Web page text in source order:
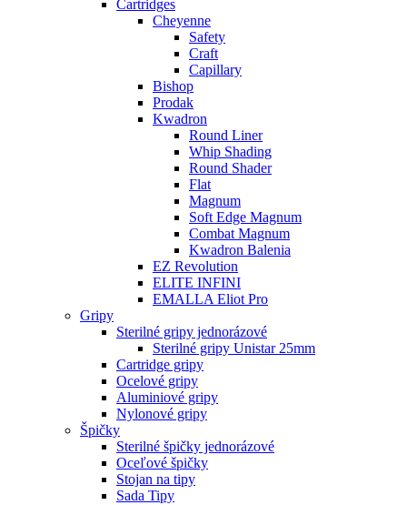
Cartridges
Cheyenne
Safety
Craft
Capillary
Bishop
Prodak
Kwadron
Round Liner
Whip Shading
Round Shader
Flat
Magnum
Soft Edge Magnum
Combat Magnum
Kwadron Balenia
EZ Revolution
ELITE INFINI
EMALLA Eliot Pro
Gripy
Sterilné gripy jednorázové
Sterilné gripy Unistar 25mm
Cartridge gripy
Ocelové gripy
Aluminiové gripy
Nylonové gripy
Špičky
Sterilné špičky jednorázové
Oceľové špičky
Stojan na tipy
Sada Tipy